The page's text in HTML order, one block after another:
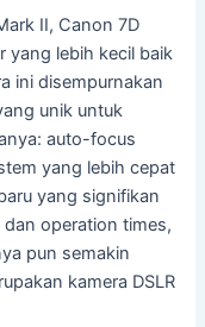
II, Canon 7D
yang lebih kecil baik
ini disempurnakan
unik untuk
auto-focus
yang lebih cepat
yang signifikan
operation times,
pun semakin
kamera DSLR